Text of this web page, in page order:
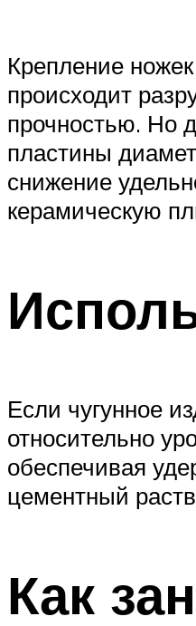
Крепление
происходит
прочностью. Но
пластины
снижение
керамическую
Если чугунное
относительно
обеспечивая
цементный
Как